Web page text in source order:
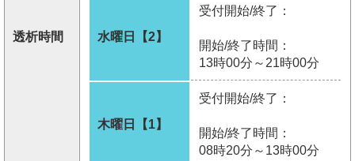
透析時間 水曜日【2】
受付開始/終了：
開始/終了時間：
13時00分～21時00分
木曜日【1】
受付開始/終了：
開始/終了時間：
08時20分～13時00分